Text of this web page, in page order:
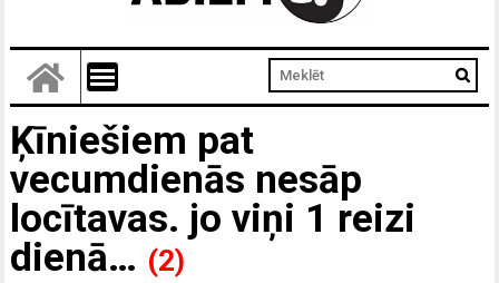
Ķīniešiem pat
vecumdienās nesāp
locītavas. jo viņi 1 reizi
dienā… (2)